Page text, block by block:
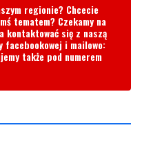
także pod numerem
kierowców którzy ledwo
.